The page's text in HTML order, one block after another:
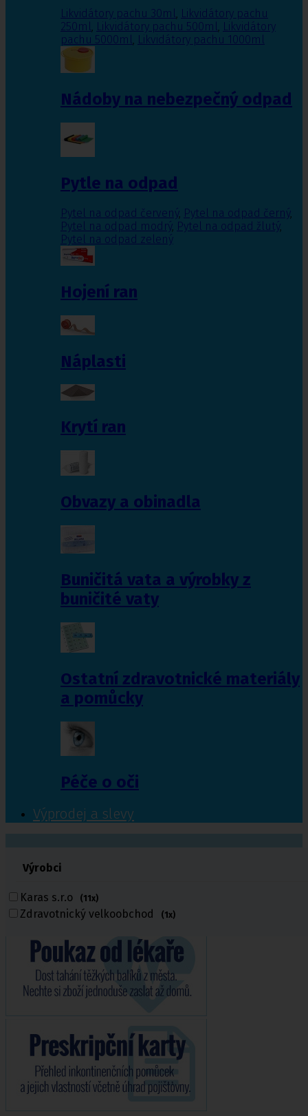
Likvidátory pachu 30ml, Likvidátory pachu
250ml, Likvidátory pachu 500ml, Likvidátory
pachu 5000ml, Likvidátory pachu 1000ml
Nádoby na nebezpečný odpad
Pytle na odpad
Pytel na odpad červený, Pytel na odpad černý,
Pytel na odpad modrý, Pytel na odpad žlutý,
Pytel na odpad zelený
Hojení ran
Náplasti
Krytí ran
Obvazy a obinadla
Buničitá vata a výrobky z
buničité vaty
Ostatní zdravotnické materiály
a pomůcky
Péče o oči
Výprodej a slevy
Výrobci
Karas s.r.o (11x)
Zdravotnický velkoobchod (1x)